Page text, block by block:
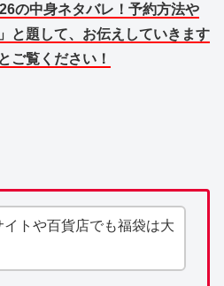
の中身ネタバレ！予約方法や
と題して、お伝えしていきます
ご覧ください！
イトや百貨店でも福袋は大